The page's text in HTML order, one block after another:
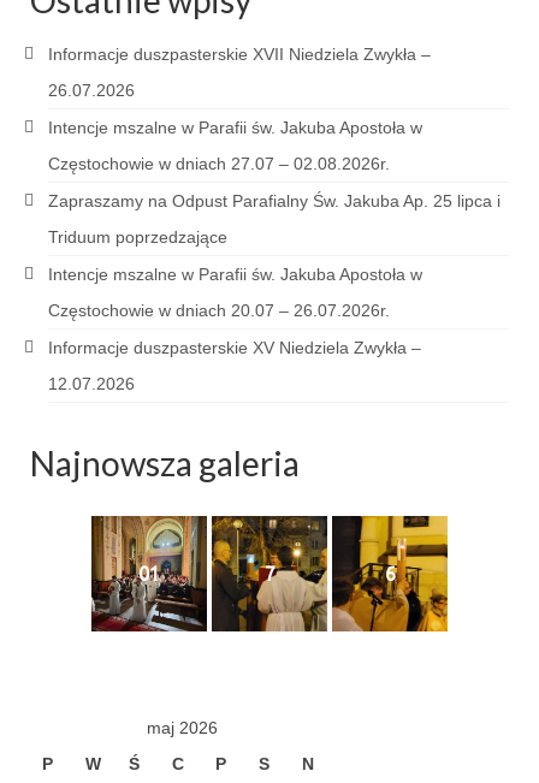
Pierwsza Komunia Święta – Grupa 1
Pierwsza Komunia Święta – Grupa 2
Boże Ciało
Galerie 2020
Uroczystość Św. Jakuba Apostoła 2020
Wizytacja Kanoniczna 21.06.2020
Boże Ciało 2020
Opłatek Wspólnot Parafialnych
Galerie 2019
Pasterka 2019
Triduum St. Kostka 2019
Uroczystość Św. Jakuba Ap 2019
Boże Ciało – 20 czerwca 2019
Informacje duszpasterskie XVII Niedziela Zwykła –
26.07.2026
Intencje mszalne w Parafii św. Jakuba Apostoła w
Częstochowie w dniach 27.07 – 02.08.2026r.
Zapraszamy na Odpust Parafialny Św. Jakuba Ap. 25 lipca i
Triduum poprzedzające
Intencje mszalne w Parafii św. Jakuba Apostoła w
Częstochowie w dniach 20.07 – 26.07.2026r.
Informacje duszpasterskie XV Niedziela Zwykła –
12.07.2026
Najnowsza galeria
01 7 6
maj 2026
P
W Ś C P S N